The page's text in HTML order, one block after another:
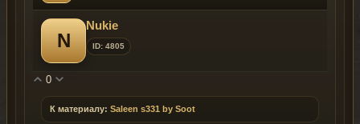
N
Nukie
ID: 4805
0
К материалу: Saleen s331 by Soot